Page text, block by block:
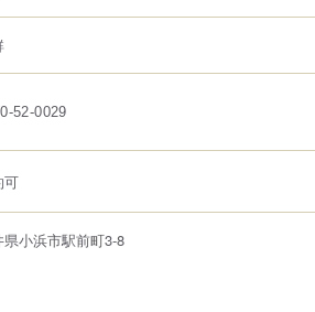
52-0029
可
県小浜市駅前町3-8